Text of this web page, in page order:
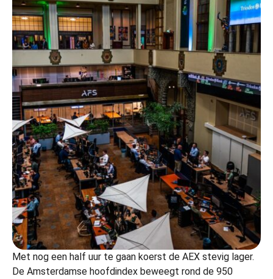
Met nog een half uur te gaan koerst de AEX stevig lager.
De Amsterdamse hoofdindex beweegt rond de 950